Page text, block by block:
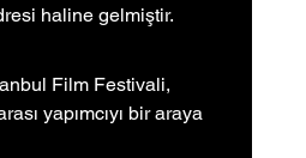
haline gelmiştir.
Film Festivali,
yapımcıyı bir araya